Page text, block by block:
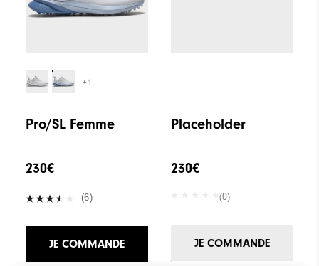
Amorti
+1
Pro/SL Femme
230€
(6)
JE COMMANDE
Placeholder
230€
(0)
JE COMMANDE